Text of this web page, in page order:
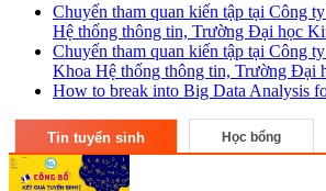
Chuyến tham quan kiến tập tại Công
Hệ thống thông tin, Trường Đại học
Chuyến tham quan kiến tập tại Công
Khoa Hệ thống thông tin, Trường Đại
How to break into Big Data Analysis
Tin tuyển sinh Học bổng